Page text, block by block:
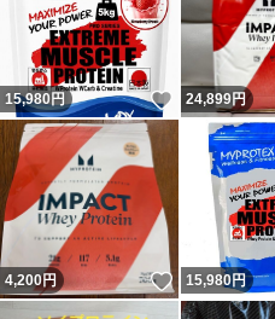
15,980 円 いいね！
24,899円
4,200円 いいね！
15,980円